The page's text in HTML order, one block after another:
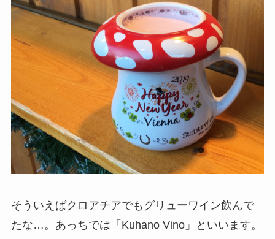
そういえばクロアチアでもグリューワイン飲んで
たな…。あっちでは「Kuhano Vino」といいます。